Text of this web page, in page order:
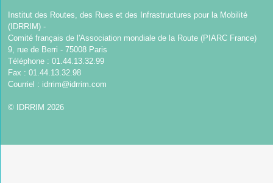
Institut des Routes, des Rues et des Infrastructures pour la Mobilité
(IDRRIM) -
Comité français de l'Association mondiale de la Route (PIARC France)
9, rue de Berri - 75008 Paris
Téléphone : 01.44.13.32.99
Fax : 01.44.13.32.98
Courriel : idrrim@idrrim.com
© IDRRIM 2026